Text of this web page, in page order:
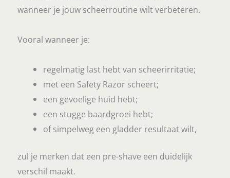
wanneer je jouw scheerroutine wilt verbeteren.
Vooral wanneer je:
regelmatig last hebt van scheerirritatie;
met een Safety Razor scheert;
een gevoelige huid hebt;
een stugge baardgroei hebt;
of simpelweg een gladder resultaat wilt,
zul je merken dat een pre-shave een duidelijk
verschil maakt.